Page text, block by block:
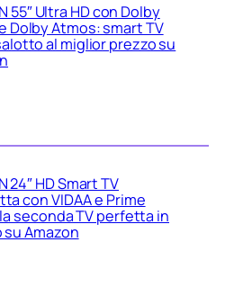
55″ Ultra HD con Dolby
Dolby Atmos: smart TV
al miglior prezzo su
24″ HD Smart TV
con VIDAA e Prime
seconda TV perfetta in
Amazon